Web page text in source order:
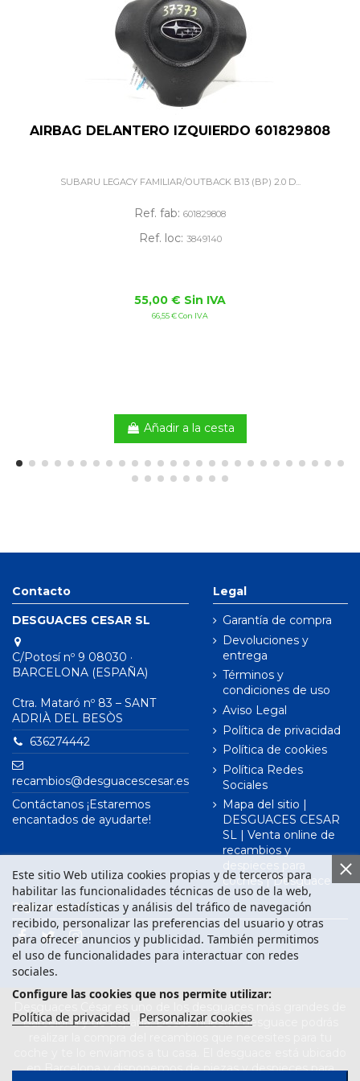
AIRBAG DELANTERO IZQUIERDO 601829808
SUBARU LEGACY FAMILIAR/OUTBACK B13 (BP) 2.0 D...
Ref. fab: 601829808
Ref. loc: 3849140
55,00 € Sin IVA
66,55 € Con IVA
Añadir a la cesta
Contacto
DESGUACES CESAR SL
C/Potosí nº 9 08030 ·
BARCELONA (ESPAÑA)
Ctra. Mataró nº 83 – SANT
ADRIÀ DEL BESÒS
636274442
recambios@desguacescesar.es
Contáctanos ¡Estaremos
encantados de ayudarte!
Legal
Garantía de compra
Devoluciones y
entrega
Términos y
condiciones de uso
Aviso Legal
Política de privacidad
Política de cookies
Política Redes
Sociales
Mapa del sitio |
DESGUACES CESAR
SL | Venta online de
recambios y
despieces para
coches | Desguace
Este sitio Web utiliza cookies propias y de terceros para
habilitar las funcionalidades técnicas de uso de la web,
realizar estadísticas y análisis del tráfico de navegación
recibido, personalizar las preferencias del usuario y otras
para ofrecer anuncios y publicidad. También permitimos
el uso de funcionalidades para interactuar con redes
sociales.
Configure las cookies que nos permite utilizar:
Política de privacidad Personalizar cookies
Síguenos en
Barcelona y de España. Desde nuestro desguace podrás
en Barcelona y disponemos de piezas y despieces para